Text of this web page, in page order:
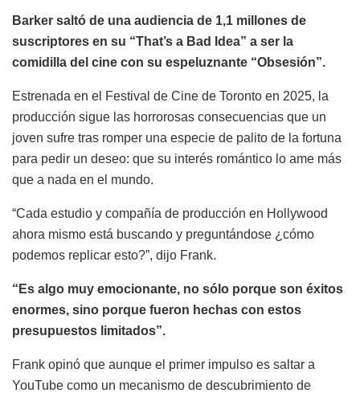
Barker saltó de una audiencia de 1,1 millones de
suscriptores en su “That’s a Bad Idea” a ser la
comidilla del cine con su espeluznante “Obsesión”.
Estrenada en el Festival de Cine de Toronto en 2025, la
producción sigue las horrorosas consecuencias que un
joven sufre tras romper una especie de palito de la fortuna
para pedir un deseo: que su interés romántico lo ame más
que a nada en el mundo.
“Cada estudio y compañía de producción en Hollywood
ahora mismo está buscando y preguntándose ¿cómo
podemos replicar esto?”, dijo Frank.
“Es algo muy emocionante, no sólo porque son éxitos
enormes, sino porque fueron hechas con estos
presupuestos limitados”.
Frank opinó que aunque el primer impulso es saltar a
YouTube como un mecanismo de descubrimiento de